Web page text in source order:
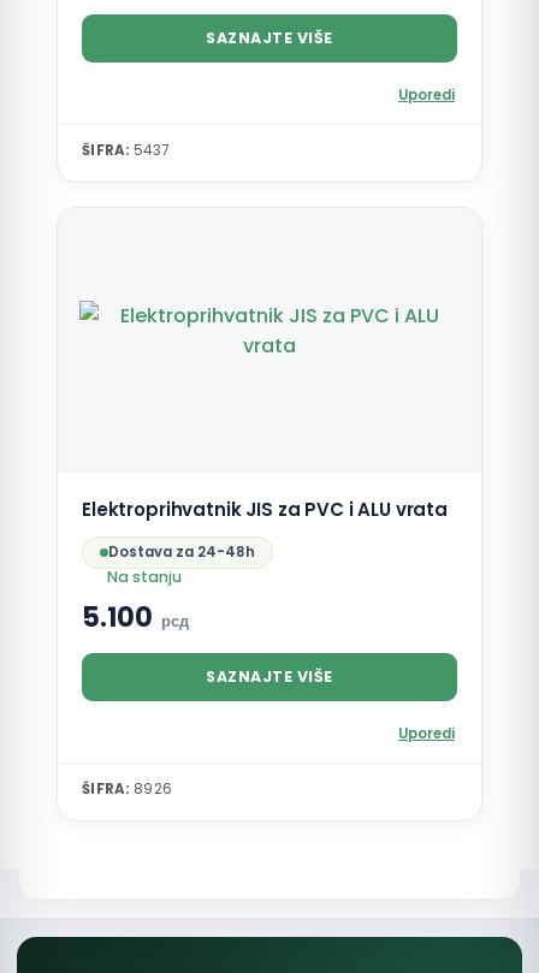
SAZNAJTE VIŠE
Uporedi
ŠIFRA: 5437
Elektroprihvatnik JIS za PVC i ALU vrata
Dostava za 24-48h
Na stanju
5.100 рсд
SAZNAJTE VIŠE
Uporedi
ŠIFRA: 8926